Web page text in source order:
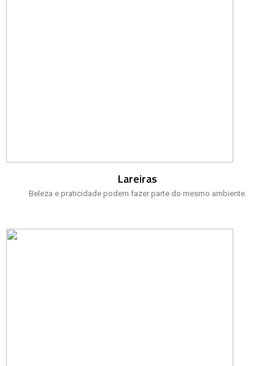
Lareiras
Beleza e praticidade podem fazer parte do mesmo ambiente.